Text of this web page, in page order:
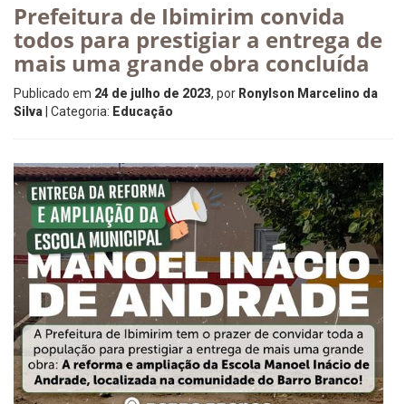
Prefeitura de Ibimirim convida
todos para prestigiar a entrega de
mais uma grande obra concluída
Publicado em 24 de julho de 2023, por Ronylson Marcelino da
Silva | Categoria: Educação